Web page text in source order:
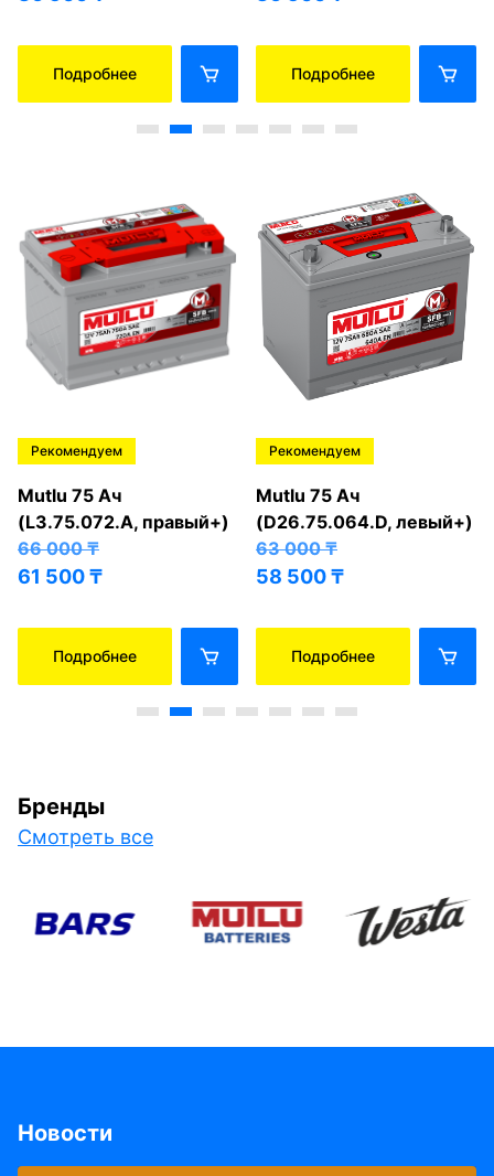
Подробнее Подробнее
Рекомендуем
Mutlu 75 Ач
(L3.75.072.A, правый+)
66 000₸
61 500₸
Подробнее
Рекомендуем
Mutlu 75 Ач
(D26.75.064.D, левый+)
63 000₸
58 500₸
Подробнее
Бренды
Смотреть все
Новости